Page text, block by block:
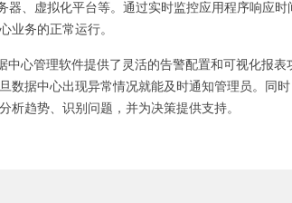
器、虚拟化平台等。通过实时监控应用程序响应
业务的正常运行。
中心管理软件提供了灵活的告警配置和可视化报
数据中心出现异常情况就能及时通知管理员。同
析趋势、识别问题，并为决策提供支持。